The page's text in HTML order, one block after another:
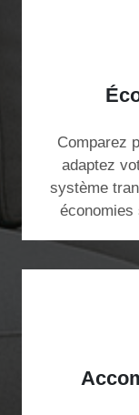
Comparez
adaptez
système
économies